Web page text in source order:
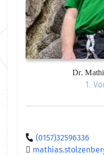
Dr.
1.
(0157)32596336